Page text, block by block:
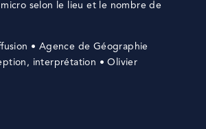
selon le lieu et le nombre de
• Agence de Géographie
interprétation • Olivier